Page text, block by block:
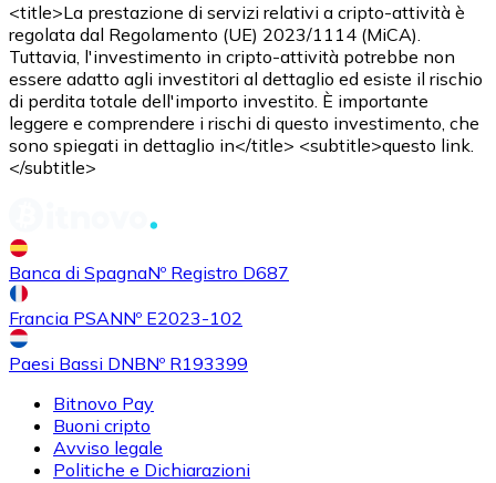
<title>La prestazione di servizi relativi a cripto-attività è
regolata dal Regolamento (UE) 2023/1114 (MiCA).
Tuttavia, l'investimento in cripto-attività potrebbe non
essere adatto agli investitori al dettaglio ed esiste il rischio
di perdita totale dell'importo investito. È importante
leggere e comprendere i rischi di questo investimento, che
sono spiegati in dettaglio in</title> <subtitle>questo link.
</subtitle>
Banca di SpagnaNº Registro D687
Francia PSANNº E2023-102
Paesi Bassi DNBNº R193399
Bitnovo Pay
Buoni cripto
Avviso legale
Politiche e Dichiarazioni